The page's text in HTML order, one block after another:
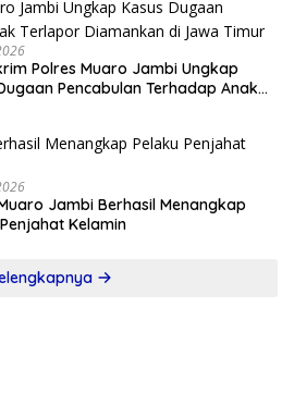
Polres Muaro Jambi Ungkap
Pencabulan Terhadap Anak
Jambi Berhasil Menangkap
Kelamin